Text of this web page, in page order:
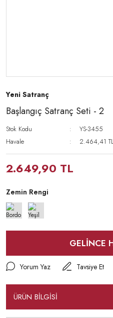
Yeni Satranç
Başlangıç Satranç Seti - 2
Stok Kodu
YS-3455
Havale
2.464,41
2.649,90 TL
Zemin Rengi
GELİNCE
Yorum Yaz Tavsiye Et
ÜRÜN BİLGİSİ